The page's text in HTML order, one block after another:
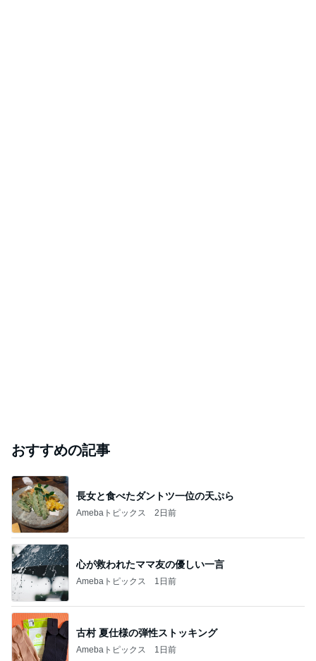
おすすめの記事
長女と食べたダントツ一位の天ぷら
Amebaトピックス 2日前
心が救われたママ友の優しい一言
Amebaトピックス 1日前
古村 夏仕様の弾性ストッキング
Amebaトピックス 1日前